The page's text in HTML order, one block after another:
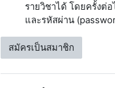
รายวิชาได้ โดยครั้งต่
และรหัสผ่าน
สมัครเป็นสมาชิก